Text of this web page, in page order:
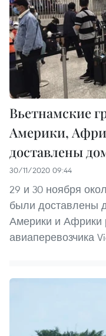
Вьетнамские
Америки,
доставлены
30/11/2020 09:44
29 и 30 ноября
были доставлены
Америки и Африки
авиаперевозчика